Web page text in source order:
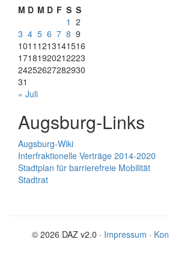
M D M D F S S
1 2
3 4 5 6 7 8 9
1011 1213141516
17181920212223
24252627282930
31
« Juli
Augsburg-Links
Augsburg-Wiki
Interfraktionelle Verträge 2014-2020
Stadtplan für barrierefreie Mobilität
Stadtrat
© 2026 DAZ v2.0 · Impressum ·